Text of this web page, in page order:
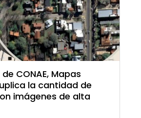
CONAE, Mapas
la cantidad de
imágenes de alta